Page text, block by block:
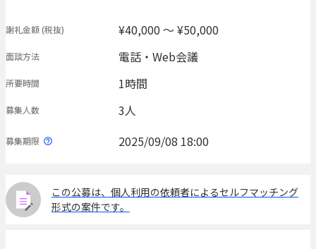
謝礼金額(税抜) ¥40,000 〜 ¥50,000
面談方法 電話・Web会議
所要時間 1時間
募集人数 3人
募集期限 2025/09/08 18:00
この公募は、個人利用の依頼者によるセルフマッチング
形式の案件です。